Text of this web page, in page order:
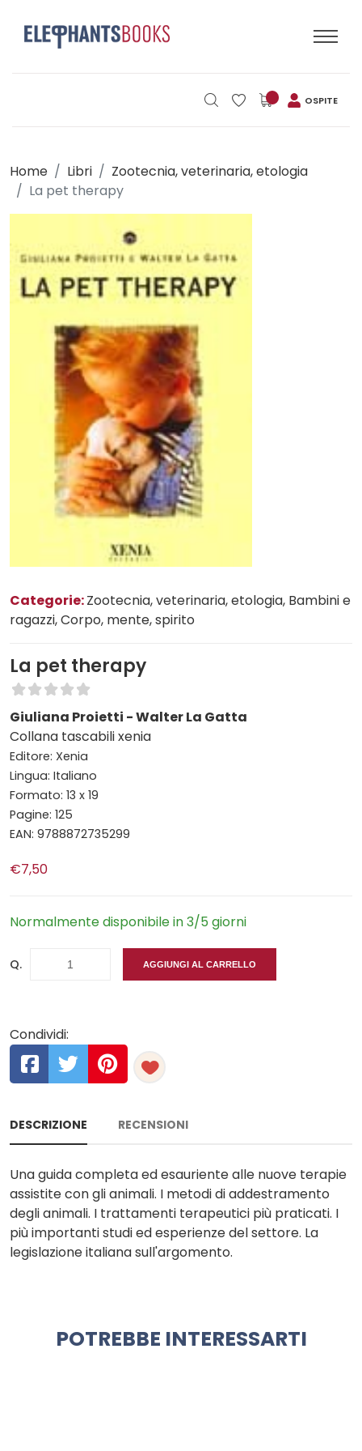
OSPITE
Home Libri
Zootecnia, veterinaria, etologia
La pet therapy
Categorie:Zootecnia, veterinaria, etologia, Bambini e
ragazzi, Corpo, mente, spirito
La pet therapy
Giuliana Proietti - Walter La Gatta
Collana tascabili xenia
Editore: Xenia
Lingua: Italiano
Formato: 13 x 19
Pagine: 125
EAN: 9788872735299
€7,50
Normalmente disponibile in 3/5 giorni
Q. AGGIUNGI AL CARRELLO
Condividi:
DESCRIZIONE RECENSIONI
Una guida completa ed esauriente alle nuove terapie
assistite con gli animali. I metodi di addestramento
degli animali. I trattamenti terapeutici più praticati. I
più importanti studi ed esperienze del settore. La
legislazione italiana sull'argomento.
POTREBBE INTERESSARTI